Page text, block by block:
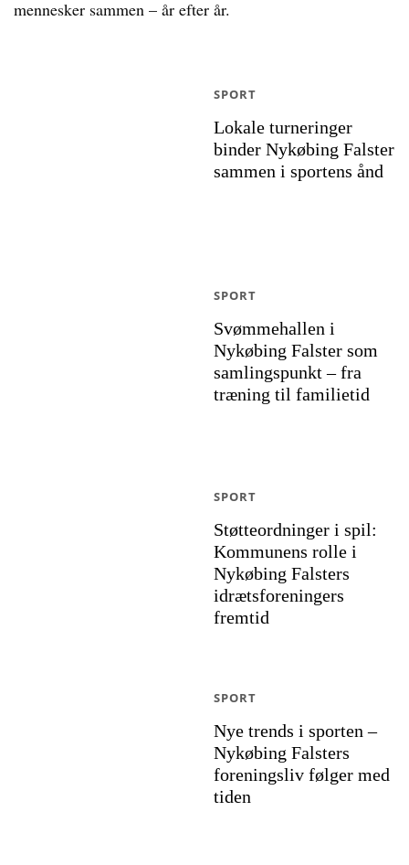
mennesker sammen – år efter år.
Lokale turneringer
binder Nykøbing Falster
sammen i sportens ånd
SPORT
Svømmehallen i
Nykøbing Falster som
samlingspunkt – fra
træning til familietid
SPORT
Støtteordninger i spil:
Kommunens rolle i
Nykøbing Falsters
idrætsforeningers
fremtid
SPORT
Nye trends i sporten –
Nykøbing Falsters
foreningsliv følger med
tiden
SPORT